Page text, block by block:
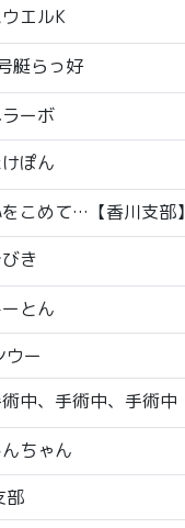
エルK
艇らっ好
ーボ
ぽん
こめて…【香川支部】
き
とん
ウー
中、手術中、手術中
んちゃん
部